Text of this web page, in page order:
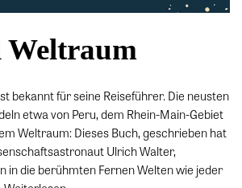
Weltraum
bekannt für seine Reiseführer. Die neusten
etwa von Peru, dem Rhein-Main-Gebiet
Weltraum: Dieses Buch, geschrieben hat
Ulrich Walter,
in die berühmten Fernen Welten wie jeder